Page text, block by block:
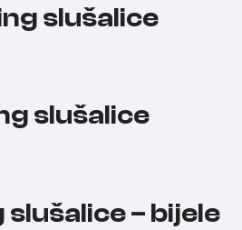
slušalice
slušalice
– bijele